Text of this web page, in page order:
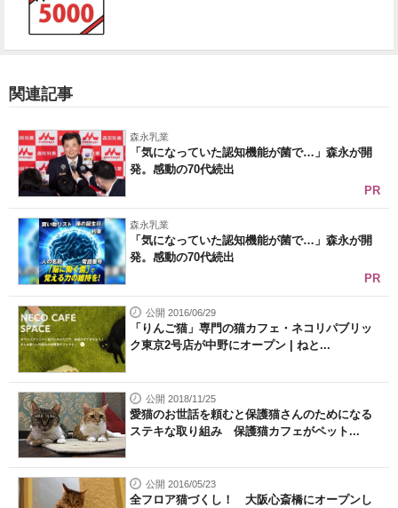
関連記事
森永乳業
「気になっていた認知機能が菌で…」森永が開
発。感動の70代続出
PR
森永乳業
「気になっていた認知機能が菌で…」森永が開
発。感動の70代続出
PR
公開 2016/06/29
「りんご猫」専門の猫カフェ・ネコリパブリッ
ク東京2号店が中野にオープン | ねと...
公開 2018/11/25
愛猫のお世話を頼むと保護猫さんのためになる
ステキな取り組み 保護猫カフェがペット...
公開 2016/05/23
全フロア猫づくし！ 大阪心斎橋にオープンし